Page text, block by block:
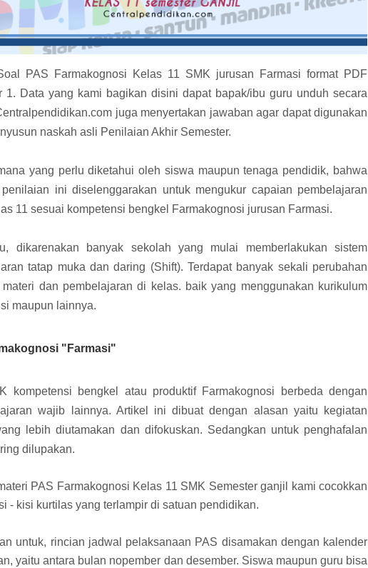
PAS Farmakognosi Kelas 11 SMK jurusan Farmasi format PDF
1. Data yang kami bagikan disini dapat bapak/ibu guru unduh secara
juga menyertakan jawaban agar dapat digunakan
naskah asli Penilaian Akhir Semester.
yang perlu diketahui oleh siswa maupun tenaga pendidik, bahwa
penilaian ini diselenggarakan untuk mengukur capaian pembelajaran
11 sesuai kompetensi bengkel Farmakognosi jurusan Farmasi.
dikarenakan banyak sekolah yang mulai memberlakukan sistem
tatap muka dan daring (Shift). Terdapat banyak sekali perubahan
materi dan pembelajaran di kelas. baik yang menggunakan kurikulum
maupun lainnya.
"Farmasi"
kompetensi bengkel atau produktif Farmakognosi berbeda dengan
wajib lainnya. Artikel ini dibuat dengan alasan yaitu kegiatan
lebih diutamakan dan difokuskan. Sedangkan untuk penghafalan
dilupakan.
PAS Farmakognosi Kelas 11 SMK Semester ganjil kami cocokkan
- kisi kurtilas yang terlampir di satuan pendidikan.
untuk, rincian jadwal pelaksanaan PAS disamakan dengan kalender
yaitu antara bulan nopember dan desember. Siswa maupun guru bisa